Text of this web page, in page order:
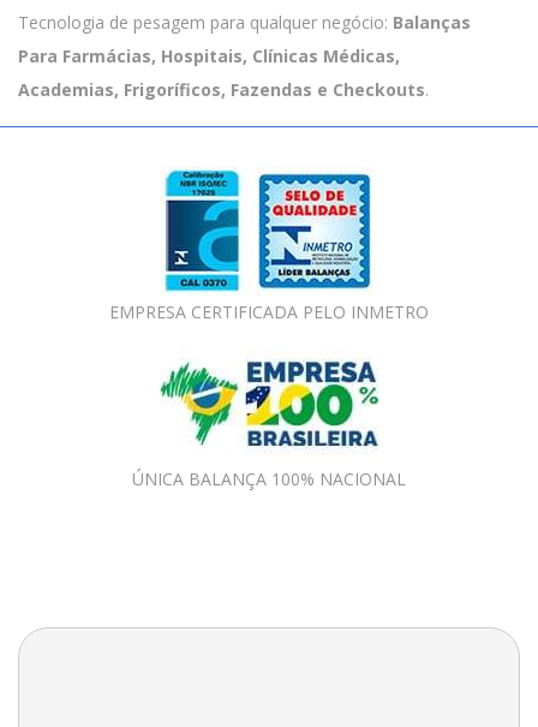
Tecnologia de pesagem para qualquer negócio: Balanças
Para Farmácias, Hospitais, Clínicas Médicas,
Academias, Frigoríficos, Fazendas e Checkouts.
EMPRESA CERTIFICADA PELO INMETRO
ÚNICA BALANÇA 100% NACIONAL